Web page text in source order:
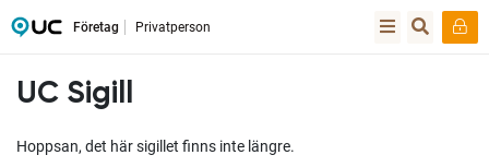
Företag Privatperson
UC Sigill
Hoppsan, det här sigillet finns inte längre.